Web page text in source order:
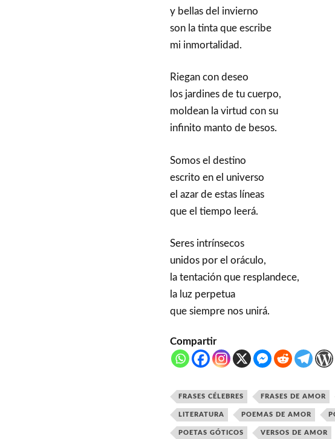
y bellas del invierno
son la tinta que escribe
mi inmortalidad.
Riegan con deseo
los jardines de tu cuerpo,
moldean la virtud con su
infinito manto de besos.
Somos el destino
escrito en el universo
el azar de estas líneas
que el tiempo leerá.
Seres intrínsecos
unidos por el oráculo,
la tentación que resplandece,
la luz perpetua
que siempre nos unirá.
Compartir
FRASES CÉLEBRES FRASES DE AMOR
LITERATURA POEMAS DE AMOR
POETAS GÓTICOS VERSOS DE AMOR